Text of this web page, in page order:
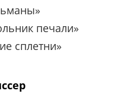
печали»
сплетни»